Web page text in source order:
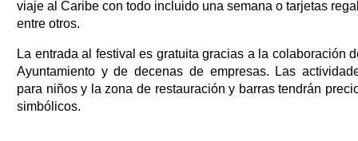
viaje al Caribe con todo incluido una semana o tarjetas
entre otros.
La entrada al festival es gratuita gracias a la colaboración
Ayuntamiento y de decenas de empresas. Las
para niños y la zona de restauración y barras tendrán
simbólicos.